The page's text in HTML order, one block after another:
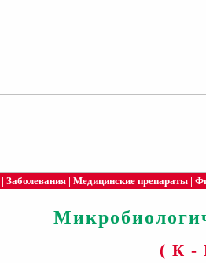
| Заболевания | Медицинские препараты |
( К -